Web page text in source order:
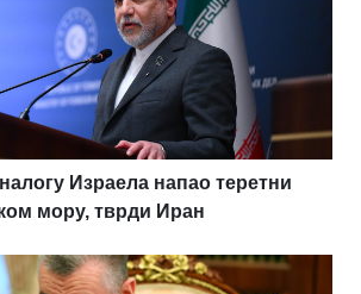
Израела напао теретни
мору, тврди Иран